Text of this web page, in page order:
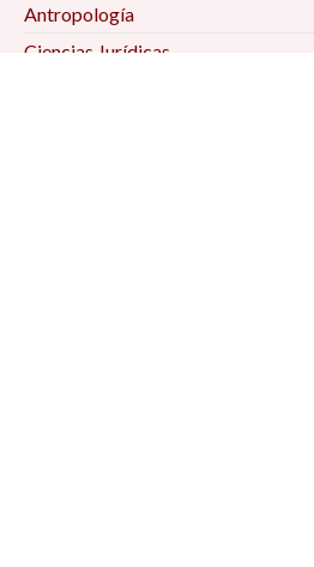
Antropología
Ciencias Jurídicas